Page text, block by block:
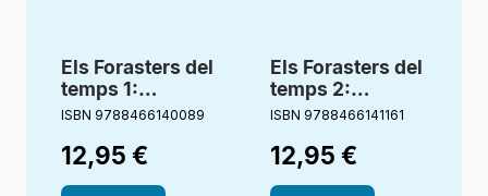
Els Forasters del
temps 1:
L’aventura dels
West
ISBN 9788466140089
12,95 €
Els Forasters del
temps 2:
L’aventura dels
cavaller
ISBN 9788466141161
12,95 €